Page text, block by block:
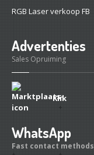
RGB Laser verkoop FB
Advertenties
Sales Opruiming
Klik
WhatsApp
Fast contact methods